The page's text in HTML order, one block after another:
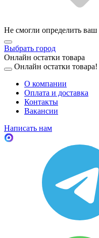
Не смогли определить
Выбрать город
Онлайн остатки товара
Онлайн остатки товара!
О компании
Оплата и доставка
Контакты
Вакансии
Написать нам